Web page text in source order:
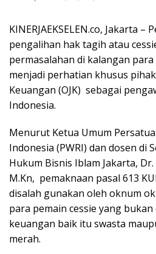
KINERJAEKSELEN.co, Jakarta –
pengalihan hak tagih atau
permasalahan di kalangan
menjadi perhatian khusus
Keuangan (OJK) sebagai
Indonesia.
Menurut Ketua Umum
Indonesia (PWRI) dan dosen di
Hukum Bisnis Iblam Jakarta,
M.Kn, pemaknaan pasal 613
disalah gunakan oleh oknum
para pemain cessie yang
keuangan baik itu swasta
merah.